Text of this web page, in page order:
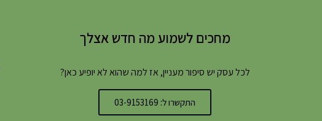
מחכים לשמוע מה חדש אצלך
לכל עסק יש סיפור מעניין, אז למה שהוא לא יופיע כאן?
התקשרו ל: 03-9153169